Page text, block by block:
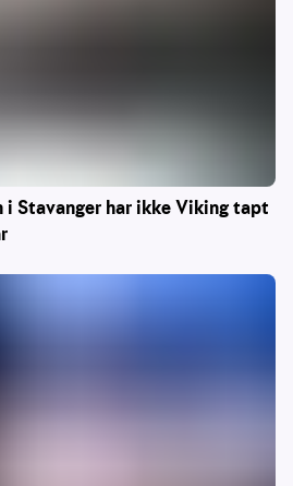
i Stavanger har ikke Viking tapt